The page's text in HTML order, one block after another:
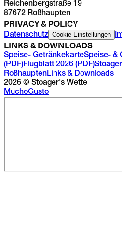
Reichenbergstraße 19
87672 Roßhaupten
PRIVACY & POLICY
Datenschutz Cookie-Einstellungen
LINKS & DOWNLOADS
Speise- GetränkekarteSpeise- &
(PDF)Flugblatt 2026 (PDF)
RoßhauptenLinks & Downloads
2026 © Stoager's Wette
MuchoGusto